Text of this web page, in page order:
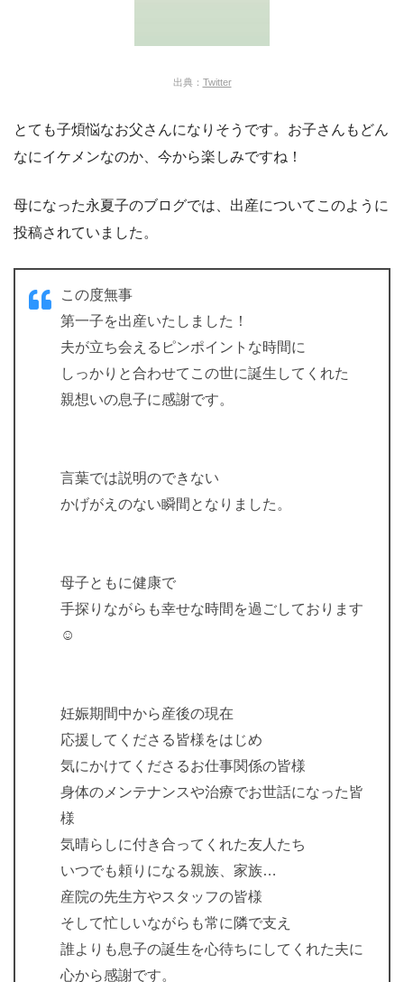
出典： Twitter
とても子煩悩なお父さんになりそうです。お子さんもどん
なにイケメンなのか、今から楽しみですね！
母になった永夏子のブログでは、出産についてこのように
投稿されていました。
この度無事
第一子を出産いたしました！
夫が立ち会えるピンポイントな時間に
しっかりと合わせてこの世に誕生してくれた
親想いの息子に感謝です。
言葉では説明のできない
かげがえのない瞬間となりました。
母子ともに健康で
手探りながらも幸せな時間を過ごしております
☺︎
妊娠期間中から産後の現在
応援してくださる皆様をはじめ
気にかけてくださるお仕事関係の皆様
身体のメンテナンスや治療でお世話になった皆
様
気晴らしに付き合ってくれた友人たち
いつでも頼りになる親族、家族…
産院の先生方やスタッフの皆様
そして忙しいながらも常に隣で支え
誰よりも息子の誕生を心待ちにしてくれた夫に
心から感謝です。